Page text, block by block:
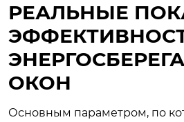
РЕАЛЬНЫЕ
ОКОН
Основным параметром, по